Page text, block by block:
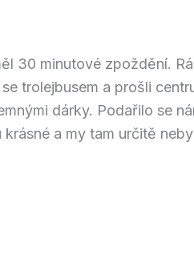
30 minutové zpoždění.
trolejbusem a prošli
dárky. Podařilo se
a my tam určitě